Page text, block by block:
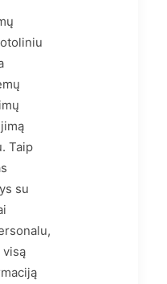
Taip
su
visą